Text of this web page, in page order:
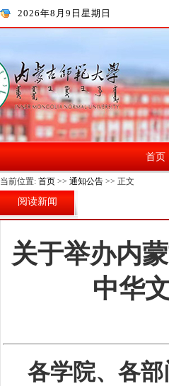
2026年8月9日星期日
首页
当前位置: 首页 >> 通知公告 >> 正文
阅读新闻
关于举办内
中华
各学院、各部